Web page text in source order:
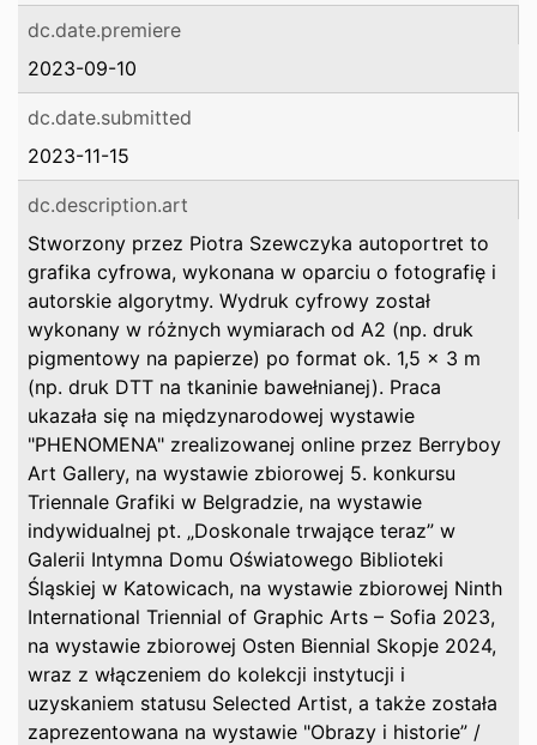
dc.date.premiere
2023-09-10
dc.date.submitted
2023-11-15
dc.description.art
Stworzony przez Piotra Szewczyka autoportret to
grafika cyfrowa, wykonana w oparciu o fotografię i
autorskie algorytmy. Wydruk cyfrowy został
wykonany w różnych wymiarach od A2 (np. druk
pigmentowy na papierze) po format ok. 1,5 x 3 m
(np. druk DTT na tkaninie bawełnianej). Praca
ukazała się na międzynarodowej wystawie
"PHENOMENA" zrealizowanej online przez Berryboy
Art Gallery, na wystawie zbiorowej 5. konkursu
Triennale Grafiki w Belgradzie, na wystawie
indywidualnej pt. „Doskonale trwające teraz” w
Galerii Intymna Domu Oświatowego Biblioteki
Śląskiej w Katowicach, na wystawie zbiorowej Ninth
International Triennial of Graphic Arts – Sofia 2023,
na wystawie zbiorowej Osten Biennial Skopje 2024,
wraz z włączeniem do kolekcji instytucji i
uzyskaniem statusu Selected Artist, a także została
zaprezentowana na wystawie "Obrazy i historie” /